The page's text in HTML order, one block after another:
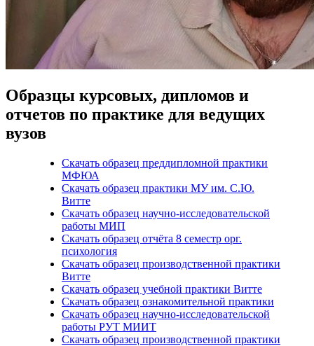
Образцы курсовых, дипломов и
отчетов по практике для ведущих
вузов
Скачать образец преддипломной практики
МФЮА
Скачать образец практики МУ им. С.Ю.
Витте
Скачать образец научно-исследовательской
работы МИП
Скачать образец отчёта 8 семестр орг.
психология
Скачать образец производственной практики
Витте
Скачать образец учебной практики Витте
Скачать образец ознакомительной практики
Скачать образец научно-исследовательской
работы РУТ МИИТ
Скачать образец производственной практики